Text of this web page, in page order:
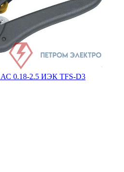
АС 0.18-2.5 ИЭК TFS-D3